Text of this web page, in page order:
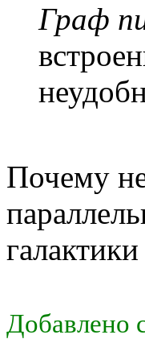
Граф
Почему
Добавлено